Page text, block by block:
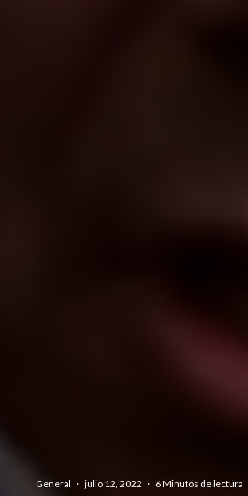
General · julio 12, 2022 · 6 Minutos de lectura